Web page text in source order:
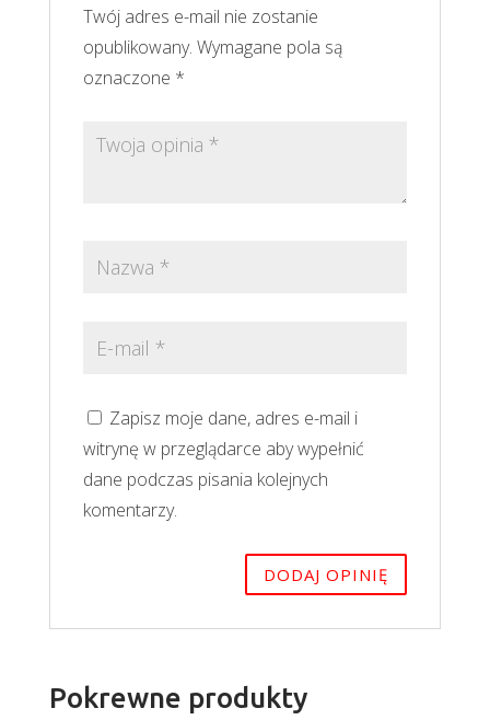
Twój adres e-mail nie zostanie
opublikowany. Wymagane pola są
oznaczone *
Zapisz moje dane, adres e-mail i
witrynę w przeglądarce aby wypełnić
dane podczas pisania kolejnych
komentarzy.
Pokrewne produkty